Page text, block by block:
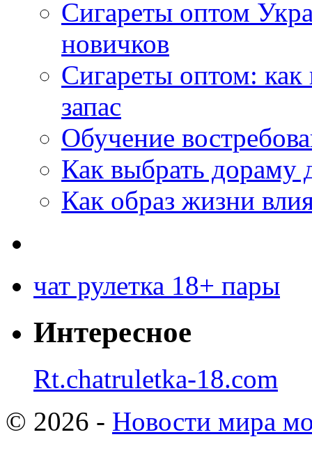
Сигареты оптом
новичков
Сигареты оптом:
запас
Обучение
Как выбрать дораму
Как образ жизни
чат рулетка 18+ пары
Интересное
Rt.chatruletka-18.com
© 2026 - Новости мира